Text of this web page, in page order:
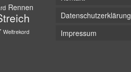
Rennen
Weltrekord
Datenschutzerklärung
Impressum